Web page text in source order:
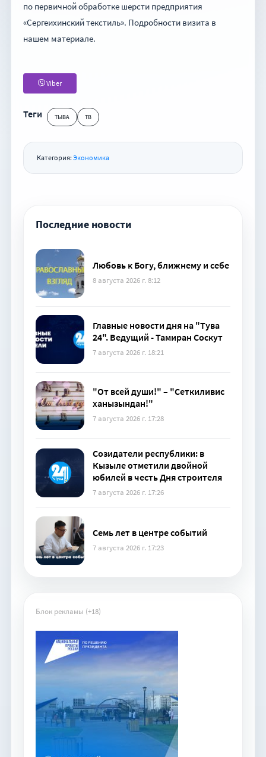
по первичной обработке шерсти предприятия
«Сергеихинский текстиль». Подробности визита в
нашем материале.
Viber
Теги ТЫВА ТВ
Категория: Экономика
Последние новости
Любовь к Богу, ближнему и себе
8 августа 2026 г. 8:12
Главные новости дня на "Тува
24". Ведущий - Тамиран Соскут
7 августа 2026 г. 18:21
"От всей души!" – "Сеткиливис
ханызындан!"
7 августа 2026 г. 17:28
Созидатели республики: в
Кызыле отметили двойной
юбилей в честь Дня строителя
7 августа 2026 г. 17:26
Семь лет в центре событий
7 августа 2026 г. 17:23
Блок рекламы (+18)